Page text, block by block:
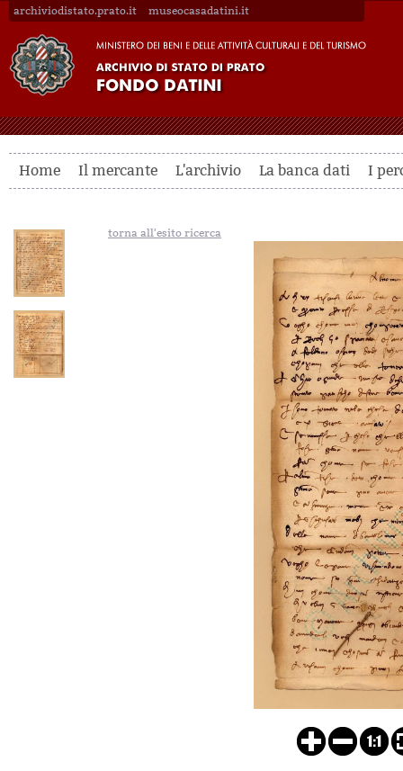
archiviodistato.prato.it museocasadatini.it
Home Il mercante L'archivio La banca dati I
torna all'esito ricerca